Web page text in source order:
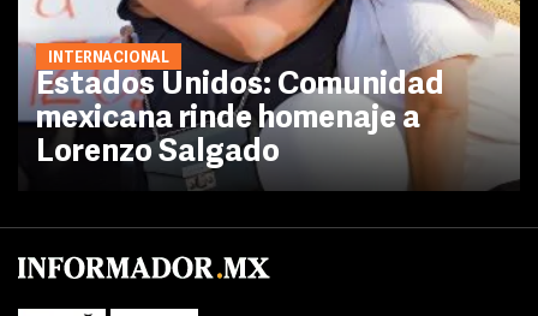
INTERNACIONAL
Estados Unidos: Comunidad
mexicana rinde homenaje a
Lorenzo Salgado